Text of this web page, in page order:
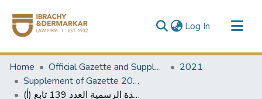
Log In (current)
Communities & Collections
All of DSpace
Home Official Gazette and Supplement
2021
Supplement of Gazette 2021
الوقائع المصرية ملحق للجريدة الرسمية العدد 139 تابع (أ)